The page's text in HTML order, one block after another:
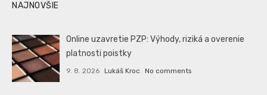
NAJNOVŠIE
Online uzavretie PZP: Výhody, riziká a overenie
platnosti poistky
9. 8. 2026 Lukáš Kroc No comments